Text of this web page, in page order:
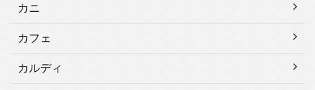
カニ
カフェ
カルディ